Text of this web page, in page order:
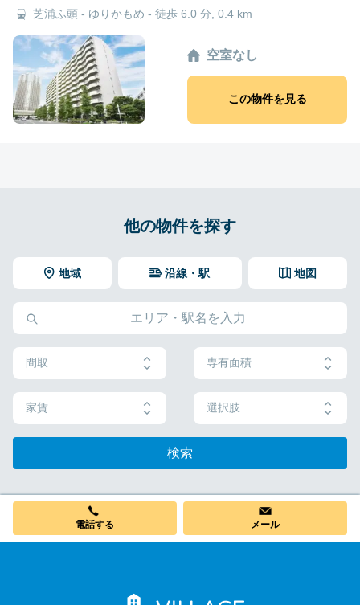
芝浦ふ頭 - ゆりかもめ - 徒歩 6.0 分, 0.4 km
空室なし
この物件を見る
他の物件を探す
地域 地図
沿線・駅
間取 専有面積
家賃 選択肢
検索
電話する メール